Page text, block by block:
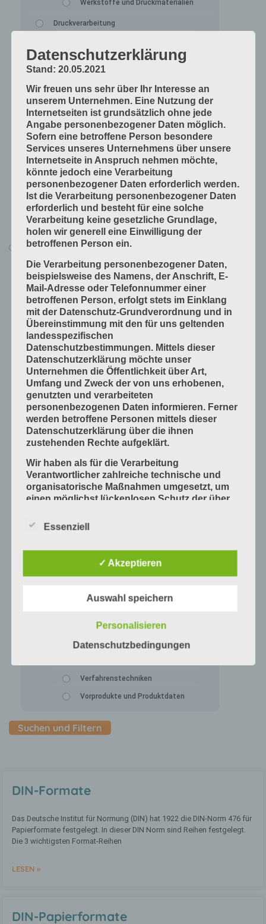
Werkstoffe und Druckmaterialien
Druckverarbeitung
Bogen falzen
Einbandmaterialien
Papier, Karton, Pappe, Kunststoffe
Produkte fügen
Produkte handwerklich herstellen
Produkte industriell herstellen
Technische Grundlagen
Verfahrenstechniken
Vorprodukte und Produktdaten
Alle Lerninhalte
Druck
Arbeitsabläufe in der Druckerei
Digitale Drucksysteme
Druckformen
Druckprodukte herstellen
Druckprodukte veredeln
Druckprojekte umsetzen
Druckverfahren und Druckdaten
Mess- und Prüfverfahren
Offsetdruckmaschinen
Prozess-Standards in Druckverfahren
Verfahrenstechniken
Werkstoffe und Druckmaterialien
Druckverarbeitung
Produkte handwerklich herstellen
Produkte industriell herstellen
Verfahrenstechniken
Vorprodukte und Produktdaten
DIN-Formate
Das Deutsche Institut für Normung (DIN) hat 1922 die DIN-Norm 476 für
Papierformate festgelegt. In dieser DIN Norm sind Reihen festgelegt.
Die 3 wichtigsten Format-Reihen
LESEN »
DIN-Papierformate
Datenschutzerklärung
Stand: 20.05.2021
Wir freuen uns sehr über Ihr Interesse an
unserem Unternehmen. Eine Nutzung der
Internetseiten ist grundsätzlich ohne jede
Angabe personenbezogener Daten möglich.
Sofern eine betroffene Person besondere
Services unseres Unternehmens über unsere
Internetseite in Anspruch nehmen möchte,
könnte jedoch eine Verarbeitung
personenbezogener Daten erforderlich werden.
Ist die Verarbeitung personenbezogener Daten
erforderlich und besteht für eine solche
Verarbeitung keine gesetzliche Grundlage,
holen wir generell eine Einwilligung der
betroffenen Person ein.
Die Verarbeitung personenbezogener Daten,
beispielsweise des Namens, der Anschrift, E-
Mail-Adresse oder Telefonnummer einer
betroffenen Person, erfolgt stets im Einklang
mit der Datenschutz-Grundverordnung und in
Übereinstimmung mit den für uns geltenden
landesspezifischen
Datenschutzbestimmungen. Mittels dieser
Datenschutzerklärung möchte unser
Unternehmen die Öffentlichkeit über Art,
Umfang und Zweck der von uns erhobenen,
genutzten und verarbeiteten
personenbezogenen Daten informieren. Ferner
werden betroffene Personen mittels dieser
Datenschutzerklärung über die ihnen
zustehenden Rechte aufgeklärt.
Wir haben als für die Verarbeitung
Verantwortlicher zahlreiche technische und
organisatorische Maßnahmen umgesetzt, um
einen möglichst lückenlosen Schutz der über
personenbezogenen Daten sicherzustellen.
Sicherheitslücken aufweisen, sodass ein
absoluter Schutz nicht gewährleistet werden
betroffenen Person frei, personenbezogene
Daten auch auf alternativen Wegen,
Begriffsbestimmungen
Die Datenschutzerklärung beruht auf den
Richtlinien- und Verordnungsgeber beim
GVO) verwendet wurden. Unsere
Datenschutzerklärung soll sowohl für die
Begrifflichkeiten erläutern.
unter anderem die folgenden Begriffe:
identifizierte oder identifizierbare
Essenziell
✓ Akzeptieren
Auswahl speichern
Personalisieren
Datenschutzbedingungen